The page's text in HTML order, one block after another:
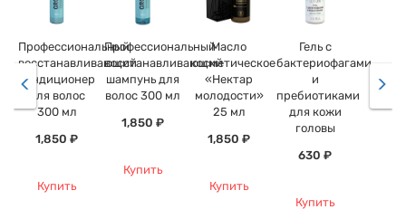
Профессиональный
восстанавливающий
кондиционер
для волос
300 мл
1,850 ₽
Купить
Профессиональный
восстанавливающий
шампунь для
волос 300 мл
1,850 ₽
Купить
Масло
косметическое
«Нектар
молодости»
25 мл
1,850 ₽
Купить
Гель с
бактериофагами
и
пребиотиками
для кожи
головы
630 ₽
Купить